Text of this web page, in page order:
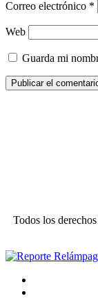
Correo electrónico *
Web
Guarda mi
Todos los